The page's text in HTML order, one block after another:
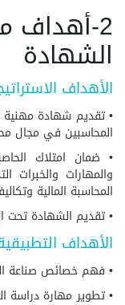
2-أهداف
الشهادة
الأهداف
• تقديم شهادة
المحاسبين في مجال
• ضمان امتلاك
والمهارات والخبرات
المحاسبة المالية
• تقديم الشهادة تحت
الأهداف
• فهم خصائص صناعة
• تطوير مهارة دراسة